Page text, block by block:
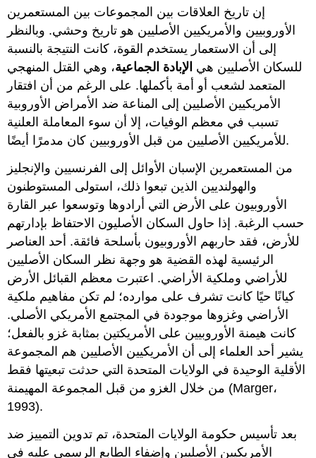
إن تاريخ العلاقات بين المجموعات بين المستعمرين
الأوروبيين والأمريكيين الأصليين هو تاريخ وحشي. وبالنظر
إلى أن الاستعمار يستخدم القوة، كانت النتيجة بالنسبة
للسكان الأصليين هي الإبادة الجماعية، وهي القتل المنهجي
المتعمد لشعب أو أمة بأكملها. على الرغم من أن افتقار
الأمريكيين الأصليين إلى المناعة ضد الأمراض الأوروبية
تسبب في معظم الوفيات، إلا أن سوء المعاملة العلنية
للأمريكيين الأصليين من قبل الأوروبيين كان مدمرًا أيضًا.
من المستعمرين الإسبان الأوائل إلى الفرنسيين والإنجليز
والهولنديين الذين تبعوا ذلك، استولى المستوطنون
الأوروبيون على الأرض التي أرادوها وتوسعوا عبر القارة
حسب الرغبة. إذا حاول السكان الأصليون الاحتفاظ بإدارتهم
للأرض، فقد حاربهم الأوروبيون بأسلحة فائقة. أحد العناصر
الرئيسية لهذه القضية هو وجهة نظر السكان الأصليين
للأراضي وملكية الأراضي. اعتبرت معظم القبائل الأرض
كيانًا حيًا كانت تشرف على موارده؛ لم تكن مفاهيم ملكية
الأراضي وغزوها موجودة في المجتمع الأمريكي الأصلي.
كانت هيمنة الأوروبيين على الأمريكتين بمثابة غزو بالفعل؛
يشير أحد العلماء إلى أن الأمريكيين الأصليين هم المجموعة
الأقلية الوحيدة في الولايات المتحدة التي حدثت تبعيتها فقط
من خلال الغزو من قبل المجموعة المهيمنة (Marger،
1993).
بعد تأسيس حكومة الولايات المتحدة، تم تدوين التمييز ضد
الأمريكيين الأصليين وإضفاء الطابع الرسمي عليه في